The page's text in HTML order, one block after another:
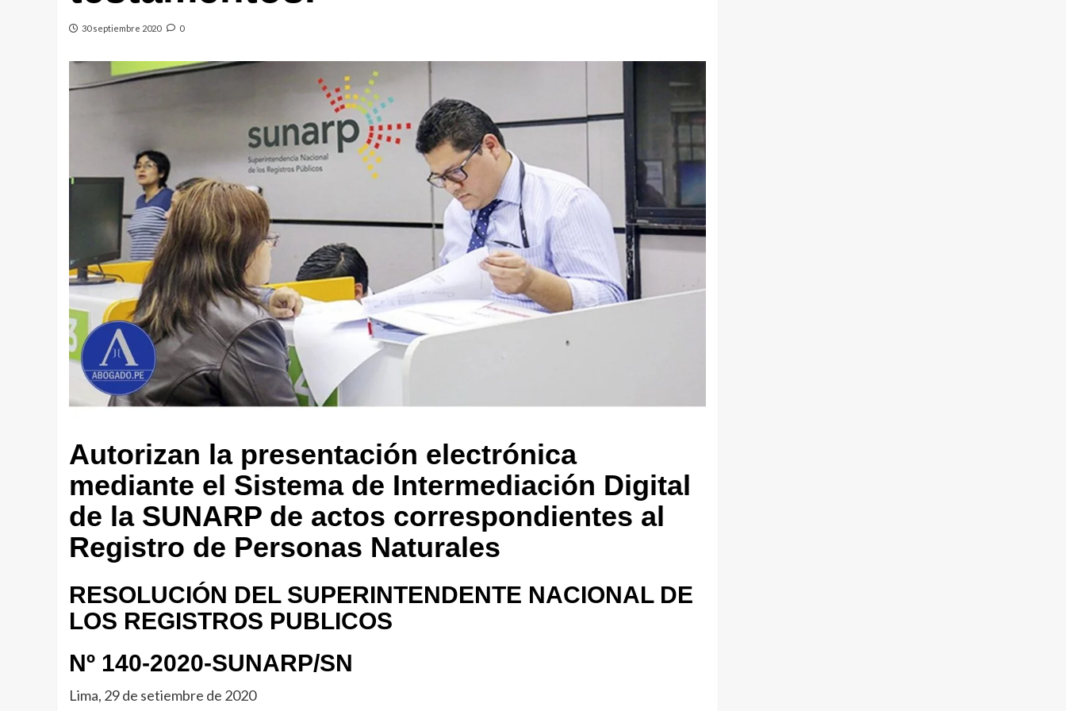
30 septiembre 2020 0
Autorizan la presentación electrónica
mediante el Sistema de Intermediación Digital
de la SUNARP de actos correspondientes al
Registro de Personas Naturales
RESOLUCIÓN DEL SUPERINTENDENTE NACIONAL DE
LOS REGISTROS PUBLICOS
Nº 140-2020-SUNARP/SN
Lima, 29 de setiembre de 2020